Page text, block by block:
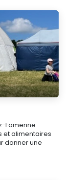
Famenne
et alimentaires
donner une